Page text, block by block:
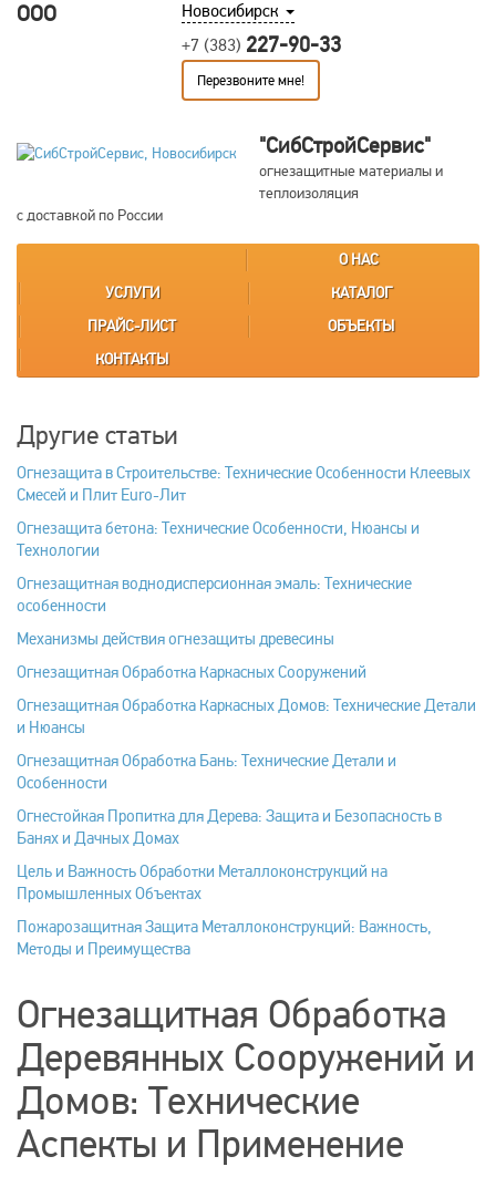
Новосибирск
+7 (383) 227-90-33
Перезвоните мне!
ООО
"СибСтройСервис"
огнезащитные материалы и
теплоизоляция
с доставкой по России
О НАС
УСЛУГИ
КАТАЛОГ
ПРАЙС-ЛИСТ
ОБЪЕКТЫ
КОНТАКТЫ
Другие статьи
Огнезащита в Строительстве: Технические Особенности Клеевых
Смесей и Плит Euro-Лит
Огнезащита бетона: Технические Особенности, Нюансы и
Технологии
Огнезащитная воднодисперсионная эмаль: Технические
особенности
Механизмы действия огнезащиты древесины
Огнезащитная Обработка Каркасных Сооружений
Огнезащитная Обработка Каркасных Домов: Технические Детали
и Нюансы
Огнезащитная Обработка Бань: Технические Детали и
Особенности
Огнестойкая Пропитка для Дерева: Защита и Безопасность в
Банях и Дачных Домах
Цель и Важность Обработки Металлоконструкций на
Промышленных Объектах
Пожарозащитная Защита Металлоконструкций: Важность,
Методы и Преимущества
Огнезащитная Обработка
Деревянных Сооружений и
Домов: Технические
Аспекты и Применение